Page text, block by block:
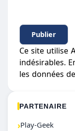
Ce site utilise
indésirables.
les données
PARTENAIRE
›Play-Geek